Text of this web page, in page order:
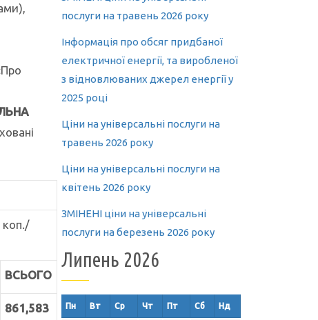
коп./
ВСЬОГО
861,583
послуги на травень 2026 року
Інформація про обсяг придбаної
електричної енергії, та виробленої
з відновлюваних джерел енергії у
2025 році
Ціни на універсальні послуги на
травень 2026 року
Ціни на універсальні послуги на
квітень 2026 року
ЗМІНЕНІ ціни на універсальні
послуги на березень 2026 року
Липень 2026
Пн Вт Ср Чт Пт Сб Нд